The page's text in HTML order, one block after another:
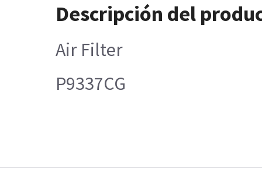
Descripción del
Air Filter
P9337CG